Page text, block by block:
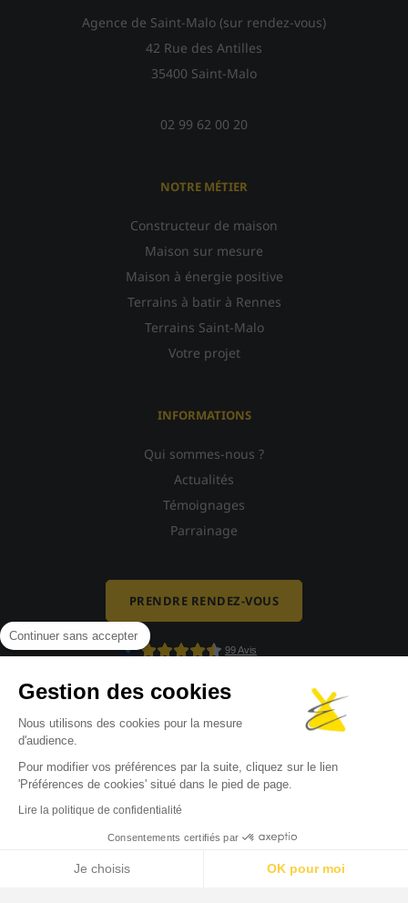
Continuer sans accepter
Gestion des cookies
Nous utilisons des cookies pour la mesure
d'audience.
Pour modifier vos préférences par la suite, cliquez sur le lien
'Préférences de cookies' situé dans le pied de page.
Lire la politique de confidentialité
Consentements certifiés par
Je choisis OK pour moi
Agence de Saint-Malo (sur rendez-vous)
42 Rue des Antilles
35400 Saint-Malo
02 99 62 00 20
NOTRE MÉTIER
Constructeur de maison
Maison sur mesure
Maison à énergie positive
Terrains à batir à Rennes
Terrains Saint-Malo
Votre projet
INFORMATIONS
Qui sommes-nous ?
Actualités
Témoignages
Parrainage
PRENDRE RENDEZ-VOUS
Politique de confidentialité -Politique de cookies
Site réalisé par La Confiserie